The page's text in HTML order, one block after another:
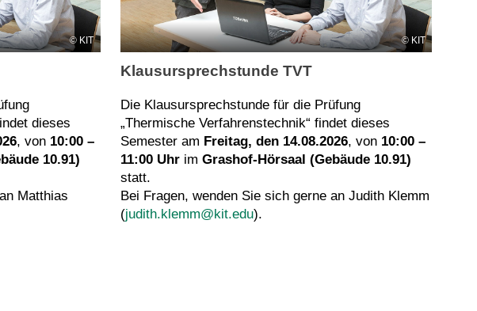
KIT
dieses
, von 10:00 –
10.91)
Matthias
KIT
Klausursprechstunde TVT
Die Klausursprechstunde für die Prüfung
„Thermische Verfahrenstechnik“ findet dieses
Semester am Freitag, den 14.08.2026, von 10:00 –
11:00 Uhr im Grashof-Hörsaal (Gebäude 10.91)
statt.
Bei Fragen, wenden Sie sich gerne an Judith Klemm
(judith.klemm@kit.edu).